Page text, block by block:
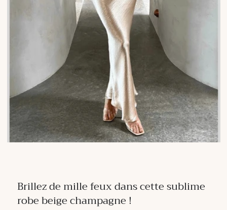
Brillez de mille feux dans cette sublime
robe beige champagne !